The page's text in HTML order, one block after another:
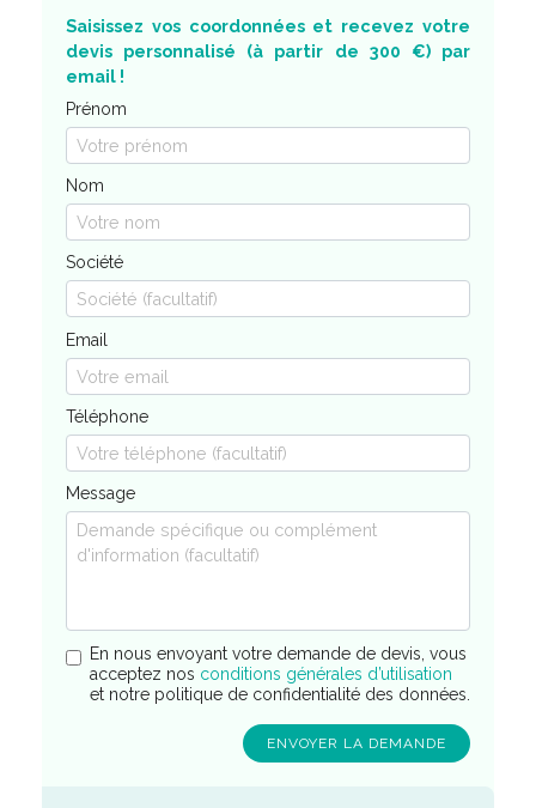
Saisissez vos coordonnées et recevez votre
devis personnalisé (à partir de 300 €) par
email !
Prénom
Nom
Société
Email
Téléphone
Message
En nous envoyant votre demande de devis, vous
acceptez nos conditions générales d’utilisation
et notre politique de confidentialité des données.